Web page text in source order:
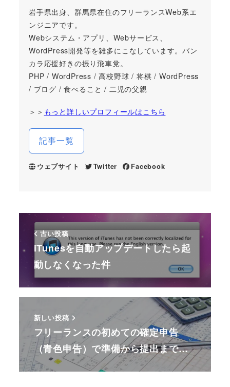
岩手県出身、群馬県在住のフリーランスWeb系エ
ンジニアです。
Webシステム・アプリ、Webサービス、
WordPress開発等を雑多にこなしています。バン
カラ応援好きの振り飛車党。
PHP / WordPress / 高校野球 / 将棋 / WordPress
/ ブログ / 食べること / 二児の父親
＞＞ もっと詳しいプロフィールはこちら
記事一覧
ウェブサイト Twitter Facebook
古い投稿
iTunesを自動アップデートしたら起
動しなくなった件
新しい投稿
フリーランスの初めての確定申告
（青色申告）で準備から提出まで…